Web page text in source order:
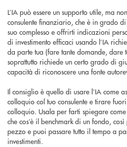
L’IA può essere un supporto utile, ma
consulente finanziario, che è in grado
suo complesso e offrirti indicazioni
di investimento efficaci usando l’IA
da parte tua (fare tante domande, dare
soprattutto richiede un certo grado di
capacità di riconoscere una fonte
Il consiglio è quello di usare l’IA come
colloquio col tuo consulente e tirare
colloquio. Usala per farti spiegare
che cos’è il benchmark di un fondo,
pezzo e puoi passare tutto il tempo a
investimenti.